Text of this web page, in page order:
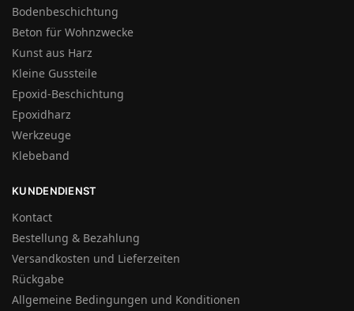
Bodenbeschichtung
Beton für Wohnzwecke
Kunst aus Harz
Kleine Gussteile
Epoxid-Beschichtung
Epoxidharz
Werkzeuge
Klebeband
KUNDENDIENST
Kontact
Bestellung & Bezahlung
Versandkosten und Lieferzeiten
Rückgabe
Allgemeine Bedingungen und Konditionen